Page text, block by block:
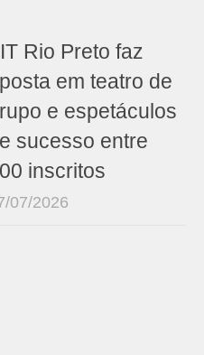
Rio Preto faz
em teatro de
e espetáculos
sucesso entre
inscritos
07/2026